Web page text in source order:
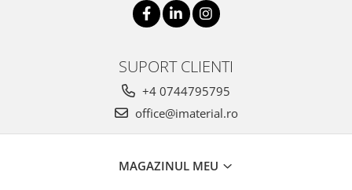
SUPORT CLIENTI
+4 0744795795
office@imaterial.ro
MAGAZINUL MEU